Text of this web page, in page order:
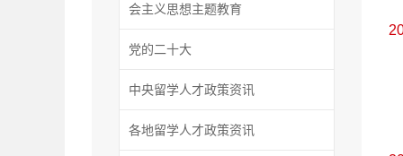
会主义思想主题教育
党的二十大
中央留学人才政策资讯
各地留学人才政策资讯